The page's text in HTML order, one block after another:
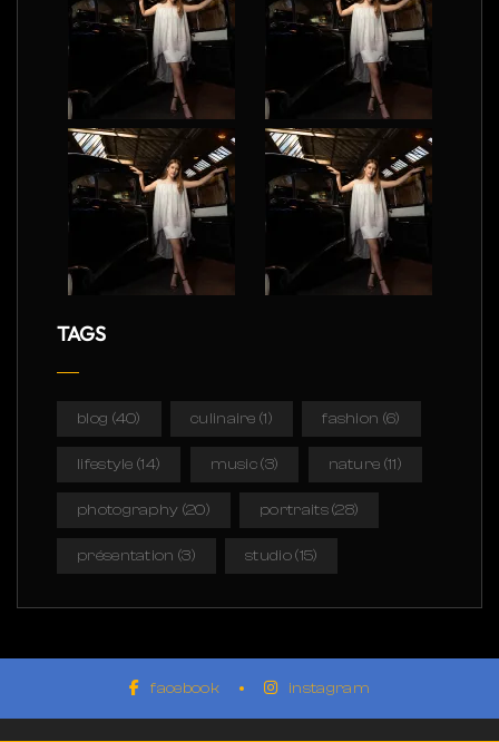
TAGS
blog (40) culinaire (1) fashion (6)
lifestyle (14) music(3) nature (11)
photography (20) portraits(28)
présentation (3) studio(15)
facebook instagram